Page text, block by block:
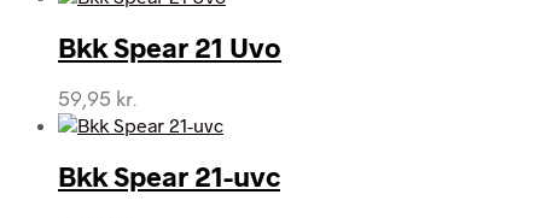
Bkk Spear 21 Uvo
59,95 kr.
Bkk Spear 21-uvc